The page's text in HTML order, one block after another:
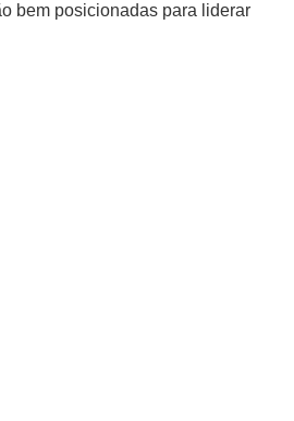
bem posicionadas para liderar